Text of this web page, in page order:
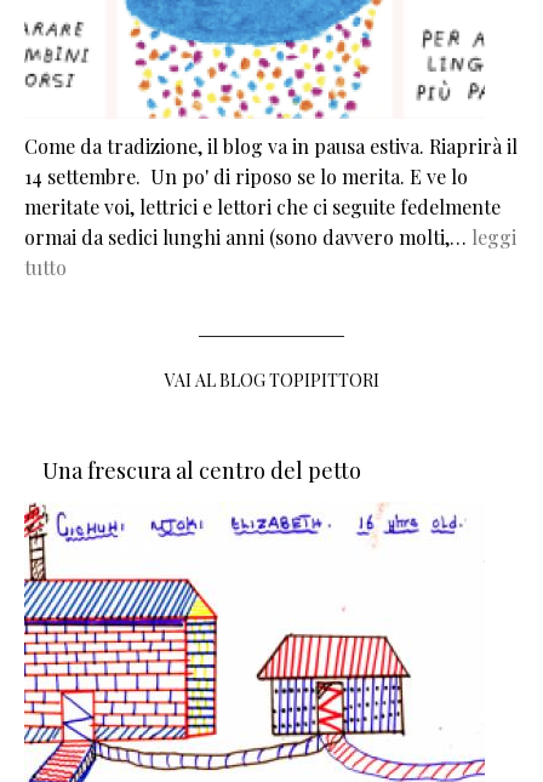
Come da tradizione, il blog va in pausa estiva. Riaprirà il
14 settembre. Un po' di riposo se lo merita. E ve lo
meritate voi, lettrici e lettori che ci seguite fedelmente
ormai da sedici lunghi anni (sono davvero molti,… leggi
tutto
VAI AL BLOG TOPIPITTORI
Una frescura al centro del petto